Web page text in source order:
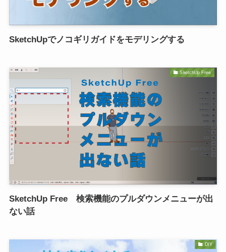
SketchUpでノコギリガイドをモデリングする
SketchUp Free
SketchUp Free 検索機能のプルダウンメニューが出
ない話
DIY